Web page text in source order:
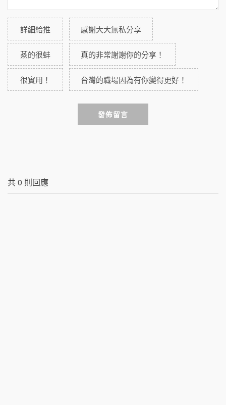
詳細給推 感謝大大無私分享
蒸的很蚌 真的非常謝謝你的分享！
很實用！ 台灣的職場因為有你變得更好！
發佈留言
共0 則回應